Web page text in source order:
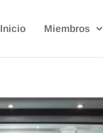
Inicio Miembros